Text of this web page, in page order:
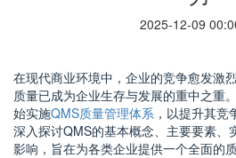
2025-12-09
在现代商业环境中，企业的竞争愈发激
质量已成为企业生存与发展的重中之重
始实施QMS质量管理体系 ，以提升其
深入探讨QMS的基本概念、主要要素、
影响，旨在为各类企业提供一个全面的